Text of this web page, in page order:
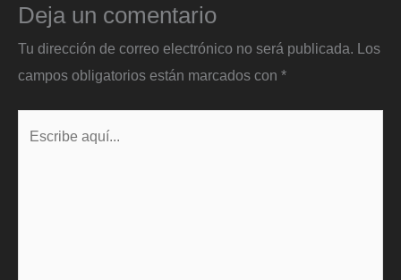
Deja un comentario
Tu dirección de correo electrónico no será publicada. Los
campos obligatorios están marcados con *